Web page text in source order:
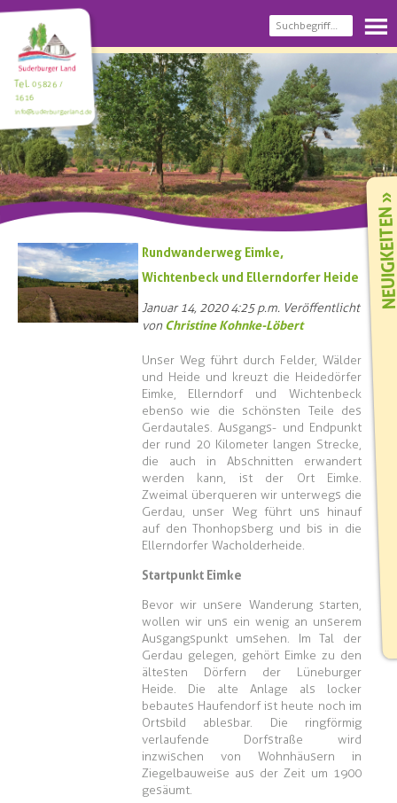
Tel.05826 /
1616
info@suderburgerland.de
Rundwanderweg Eimke,
Wichtenbeck und Ellerndorfer Heide
Januar 14, 2020 4:25 p.m. Veröffentlicht
vonChristine Kohnke-Löbert
Unser Weg führt durch Felder, Wälder
und Heide und kreuzt die Heidedörfer
Eimke, Ellerndorf und Wichtenbeck
ebenso wie die schönsten Teile des
Gerdautales. Ausgangs- und Endpunkt
der rund 20 Kilometer langen Strecke,
die auch in Abschnitten erwandert
werden kann, ist der Ort Eimke.
Zweimal überqueren wir unterwegs die
Gerdau, unser Weg führt uns hinauf
auf den Thonhopsberg und bis in die
Ellerndorfer Wacholderheide.
Startpunkt Eimke
Bevor wir unsere Wanderung starten,
wollen wir uns ein wenig an unserem
Ausgangspunkt umsehen. Im Tal der
Gerdau gelegen, gehört Eimke zu den
ältesten Dörfern der Lüneburger
Heide. Die alte Anlage als locker
bebautes Haufendorf ist heute noch im
Ortsbild ablesbar. Die ringförmig
verlaufende Dorfstraße wird
inzwischen von Wohnhäusern in
Ziegelbauweise aus der Zeit um 1900
gesäumt.